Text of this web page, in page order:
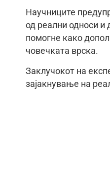
Научниците
од реални односи и
помогне како
човечката врска.
Заклучокот на
зајакнување на